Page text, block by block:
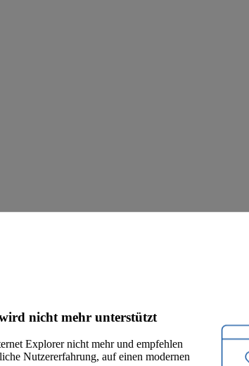
nicht mehr unterstützt
Explorer nicht mehr und empfehlen
Nutzererfahrung, auf einen modernen